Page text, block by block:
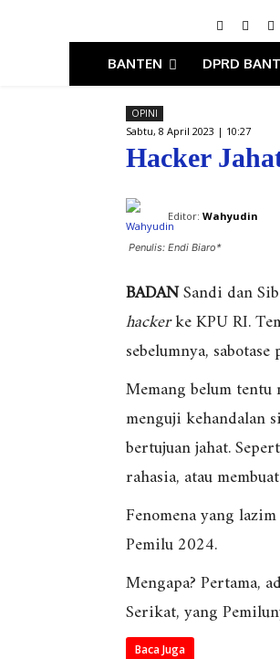
BANTEN DPRD
OPINI
Sabtu, 8 April 2023 | 10:27
Hacker
Editor: Wahyudin
Penulis: Endi Biaro*
BADANSandi dan
hackerke KPU RI.
sebelumnya,
Memang belum
menguji kehandalan
bertujuan jahat.
rahasia, atau
Fenomena yang
Pemilu 2024.
Mengapa? Pertama,
Serikat, yang
Baca Juga